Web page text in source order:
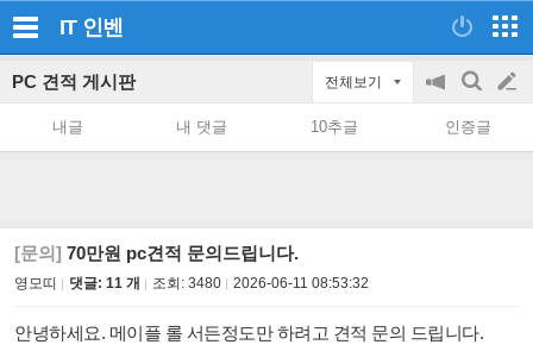
IT 인벤
PC 견적 게시판 전체보기
공
on/off
검
색
글
쓰
내글 내 댓글 10추글 인증글
[문의] 70만원 pc견적 문의드립니다.
영모띠 댓글: 11 개 조회: 3480 2026-06-11 08:53:32
안녕하세요. 메이플 롤 서든정도만 하려고 견적 문의 드립니다.